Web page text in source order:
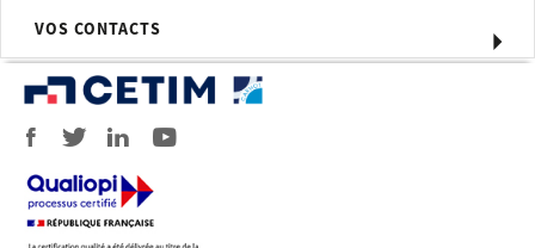
protection anti-corrosion, intervenant
dans des missions de conseil et
d’assistances techniques en entreprise,
avec l'appui d'experts en traitements
de surface.
Ingénieurs et techniciens de bureaux
d'études et des services de
VOS CONTACTS